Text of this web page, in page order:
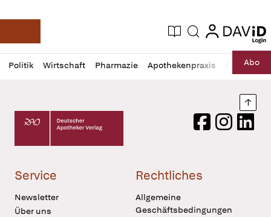
Deutsche Apotheker Zeitung
Aktuelle Ausgabe
Suche login
login
Politik Wirtschaft Pharmazie Apothekenpraxis RechtAbo
Profil
öffnen
Daz
Pur
Deutscher Apotheker Verlag Logo
FacebookInstagram
Service
Newsletter
Über uns
Rechtliches
Allgemeine
Geschäftsbedingungen